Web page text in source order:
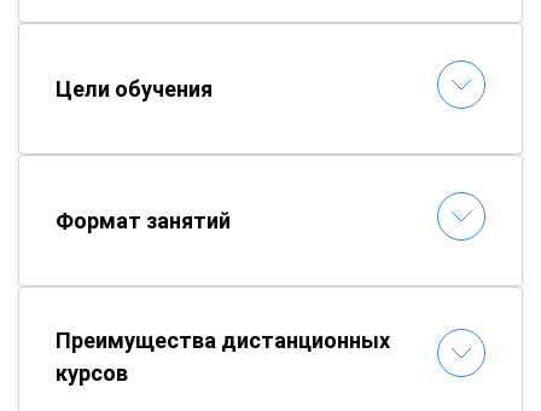
Цели обучения
Формат занятий
Преимущества дистанционных
курсов